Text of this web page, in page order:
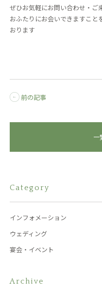
ぜひお気軽にお問い合わせ・ご
おふたりにお会いできますこと
おります
前の記事
一
Category
インフォメーション
ウェディング
宴会・イベント
Archive